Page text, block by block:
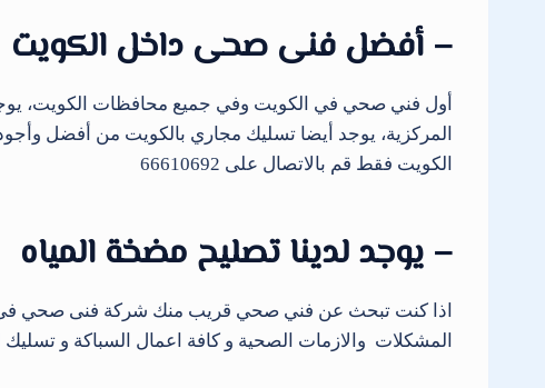
– أفضل فنى صحى داخل الكويت
أول فني صحي في الكويت وفي جميع محافظات الكويت،
المركزية، يوجد أيضا تسليك مجاري بالكويت من أفضل وأجود
الكويت فقط قم بالاتصال على 66610692
– يوجد لدينا تصليح مضخة المياه
اذا كنت تبحث عن فني صحي قريب منك شركة فنى صحي فى
المشكلات والازمات الصحية و كافة اعمال السباكة و تسليك